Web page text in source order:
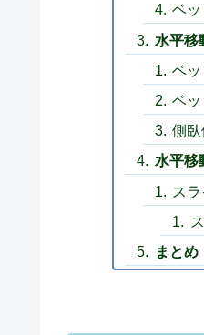
ベ
水平移
ベ
ベ
側
水平移
ス
まとめ